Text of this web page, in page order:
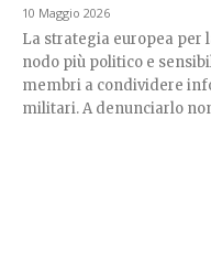
10 Maggio 2026
La strategia europea per
nodo più politico e
membri a condividere
militari. A denunciarlo